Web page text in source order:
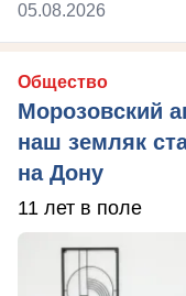
05.08.2026
Общество
Морозовский
наш земляк
на Дону
11 лет в поле